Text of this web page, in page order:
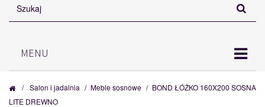
MENU
/ Salon i jadalnia / Meble sosnowe / BOND ŁÓŻKO 160X200 SOSNA
LITE DREWNO